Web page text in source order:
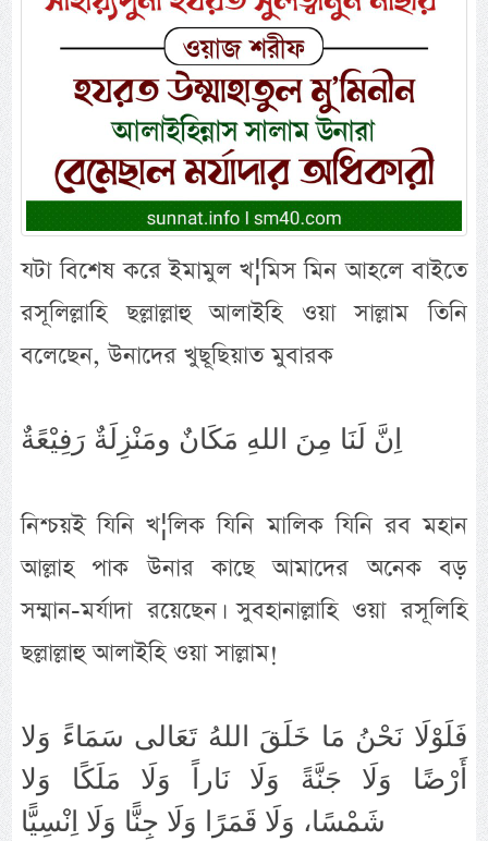
যটা বিশেষ করে ইমামুল খ¦মিস মিন আহলে বাইতে
রসূলিল্লাহি ছল্লাল্লাহু আলাইহি ওয়া সাল্লাম তিনি
বলেছেন, উনাদের খুছূছিয়াত মুবারক
اِنَّ لَنَا مِنَ اللهِ مَكَانٌ ومَنْزِلَةٌ رَفِيْعًةٌ
নিশ্চয়ই যিনি খ¦লিক যিনি মালিক যিনি রব মহান
আল্লাহ পাক উনার কাছে আমাদের অনেক বড়
সম্মান-মর্যাদা রয়েছেন। সুবহানাল্লাহি ওয়া রসূলিহি
ছল্লাল্লাহু আলাইহি ওয়া সাল্লাম!
فَلَوْلَا نَحْنُ مَا خَلَقَ اللهُ تَعَالى سَمَاءً وَلا
أَرْضًا وَلَا جَنَّةً وَلَا نَاراً وَلَا مَلَكًا وَلا
شَمْسًا، وَلَا قَمَرًا وَلَا جِنًّا وَلَا اِنْسِيًّا